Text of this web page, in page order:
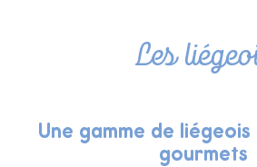
Les
Une gamme de
gourmets